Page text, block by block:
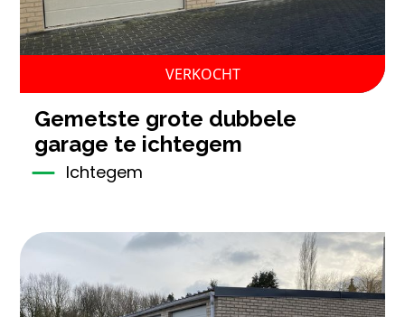
VERKOCHT
gemetste grote dubbele
garage te ichtegem
Ichtegem